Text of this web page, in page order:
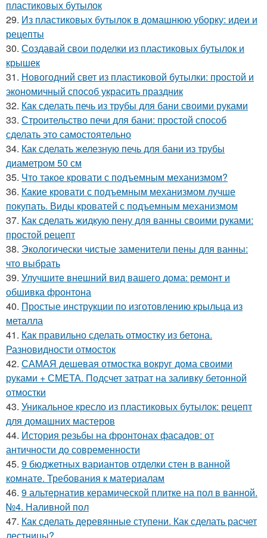
пластиковых бутылок
29. Из пластиковых бутылок в домашнюю уборку: идеи и
рецепты
30. Создавай свои поделки из пластиковых бутылок и
крышек
31. Новогодний свет из пластиковой бутылки: простой и
экономичный способ украсить праздник
32. Как сделать печь из трубы для бани своими руками
33. Строительство печи для бани: простой способ
сделать это самостоятельно
34. Как сделать железную печь для бани из трубы
диаметром 50 см
35. Что такое кровати с подъемным механизмом?
36. Какие кровати с подъемным механизмом лучше
покупать. Виды кроватей с подъемным механизмом
37. Как сделать жидкую пену для ванны своими руками:
простой рецепт
38. Экологически чистые заменители пены для ванны:
что выбрать
39. Улучшите внешний вид вашего дома: ремонт и
обшивка фронтона
40. Простые инструкции по изготовлению крыльца из
металла
41. Как правильно сделать отмостку из бетона.
Разновидности отмосток
42. САМАЯ дешевая отмостка вокруг дома своими
руками + СМЕТА. Подсчет затрат на заливку бетонной
отмостки
43. Уникальное кресло из пластиковых бутылок: рецепт
для домашних мастеров
44. История резьбы на фронтонах фасадов: от
античности до современности
45. 9 бюджетных вариантов отделки стен в ванной
комнате. Требования к материалам
46. 9 альтернатив керамической плитке на пол в ванной.
№4. Наливной пол
47. Как сделать деревянные ступени. Как сделать расчет